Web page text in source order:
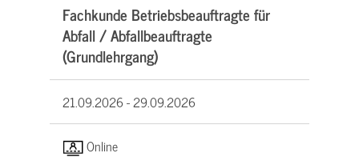
Fachkunde Betriebsbeauftragte für
Abfall / Abfallbeauftragte
(Grundlehrgang)
21.09.2026 -29.09.2026
Online